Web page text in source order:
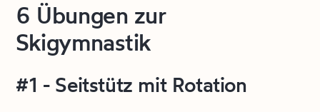
6 Übungen zur
Skigymnastik
#1 - Seitstütz mit Rotation